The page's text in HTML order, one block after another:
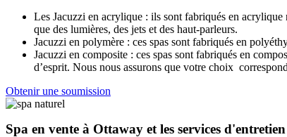
Les Jacuzzi en acrylique : ils sont fabriqués en acrylique
que des lumières, des jets et des haut-parleurs.
Jacuzzi en polymère : ces spas sont fabriqués en
Jacuzzi en composite : ces spas sont fabriqués en
d’esprit. Nous nous assurons que votre choix
Obtenir une soumission
Spa en vente à Ottaway et les services